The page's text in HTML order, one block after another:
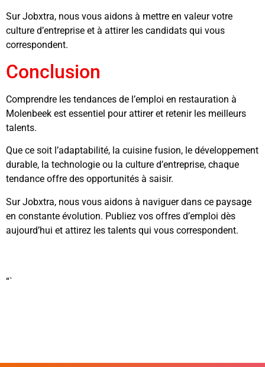
Sur Jobxtra, nous vous aidons à mettre en valeur votre
culture d’entreprise et à attirer les candidats qui vous
correspondent.
Conclusion
Comprendre les tendances de l’emploi en restauration à
Molenbeek est essentiel pour attirer et retenir les meilleurs
talents.
Que ce soit l’adaptabilité, la cuisine fusion, le développement
durable, la technologie ou la culture d’entreprise, chaque
tendance offre des opportunités à saisir.
Sur Jobxtra, nous vous aidons à naviguer dans ce paysage
en constante évolution. Publiez vos offres d’emploi dès
aujourd’hui et attirez les talents qui vous correspondent.
“`